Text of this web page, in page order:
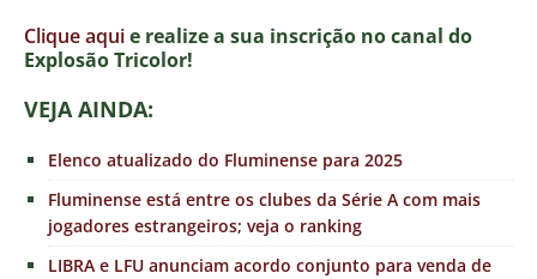
Clique aquie realize a sua inscrição no canal do
Explosão Tricolor!
VEJA AINDA:
Elenco atualizado do Fluminense para 2025
Fluminense está entre os clubes da Série A com mais
jogadores estrangeiros; veja o ranking
LIBRA e LFU anunciam acordo conjunto para venda de